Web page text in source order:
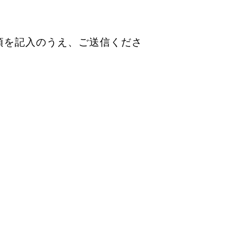
記入のうえ、ご送信くださ